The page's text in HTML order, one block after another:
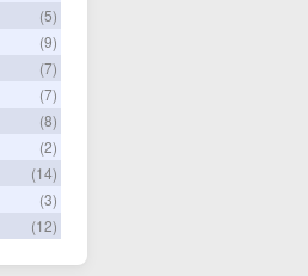
(5)
(9)
(7)
(7)
(8)
(2)
(14)
(3)
(12)